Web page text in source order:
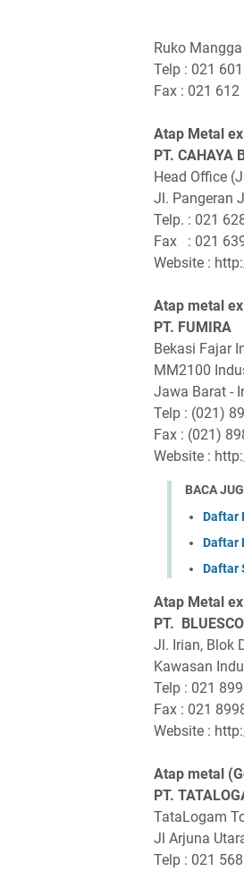
Ruko
Telp : 021
Fax : 021 612
Atap Metal
PT. CAHAYA
Head Office
Jl. Pangeran
Telp. : 021
Fax : 021
Website :
Atap metal
PT. FUMIRA
Bekasi Fajar
MM2100
Jawa Barat -
Telp : (021)
Fax : (021)
Website :
BACA
Daftar
Daftar
Daftar
Atap Metal
PT.
Jl. Irian, Blok
Kawasan
Telp : 021
Fax : 021
Website :
Atap metal
PT.
TataLogam
Jl Arjuna
Telp : 021